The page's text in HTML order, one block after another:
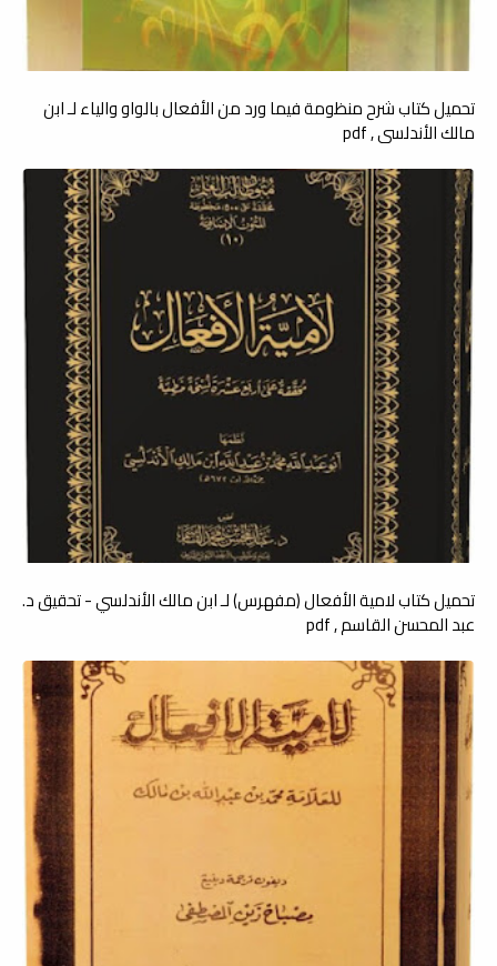
تحميل كتاب شرح منظومة فيما ورد من الأفعال بالواو والياء لـ ابن
مالك الأندلسي , pdf
تحميل كتاب لامية الأفعال (مفهرس) لـ ابن مالك الأندلسي - تحقيق د.
عبد المحسن القاسم , pdf